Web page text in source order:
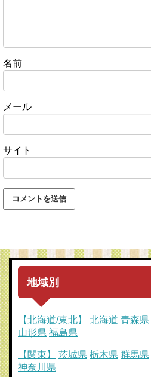
名前
メール
サイト
地域別
【北海道/東北】 北海道 青森県
山形県 福島県
【関東】 茨城県 栃木県 群馬県
神奈川県